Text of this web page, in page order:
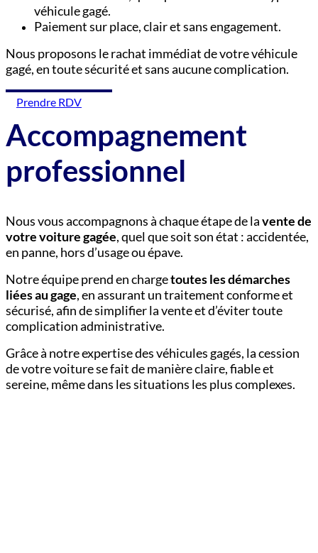
véhicule gagé.
Paiement sur place, clair et sans engagement.
Nous proposons le rachat immédiat de votre véhicule
gagé, en toute sécurité et sans aucune complication.
Prendre RDV
Accompagnement
professionnel
Nous vous accompagnons à chaque étape de lavente de
votre voiture gagée, quel que soit son état : accidentée,
en panne, hors d’usage ou épave.
Notre équipe prend en chargetoutes les démarches
liées au gage, en assurant un traitement conforme et
sécurisé, afin de simplifier la vente et d’éviter toute
complication administrative.
Grâce à notre expertise des véhicules gagés, la cession
de votre voiture se fait de manière claire, fiable et
sereine, même dans les situations les plus complexes.